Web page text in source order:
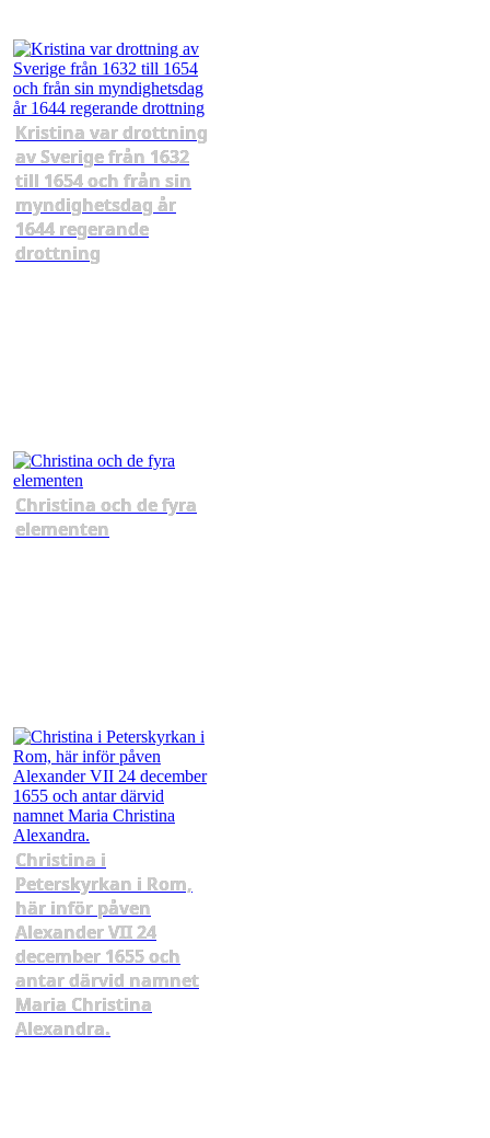
Kristina var drottning
av Sverige från 1632
till 1654 och från sin
myndig­hetsdag år
1644 regerande
drottning
Christina och de fyra
elementen
Christina i
Peterskyrkan i Rom,
här inför påven
Alexander VII 24
december 1655 och
antar därvid namnet
Maria Christina
Alexandra.